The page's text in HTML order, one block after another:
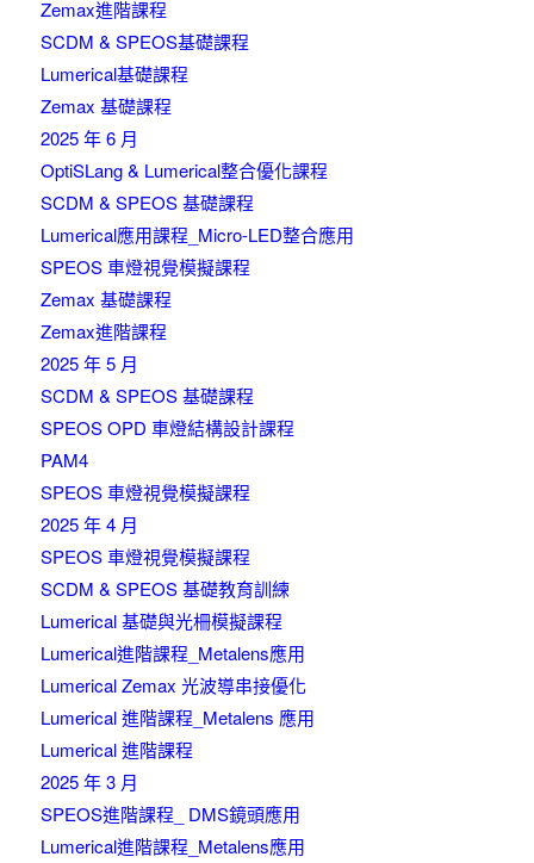
Zemax進階課程
SCDM & SPEOS基礎課程
Lumerical基礎課程
Zemax 基礎課程
2025 年 6 月
OptiSLang & Lumerical整合優化課程
SCDM & SPEOS 基礎課程
Lumerical應用課程_Micro-LED整合應用
SPEOS 車燈視覺模擬課程
Zemax 基礎課程
Zemax進階課程
2025 年 5 月
SCDM & SPEOS 基礎課程
SPEOS OPD 車燈結構設計課程
PAM4
SPEOS 車燈視覺模擬課程
2025 年 4 月
SPEOS 車燈視覺模擬課程
SCDM & SPEOS 基礎教育訓練
Lumerical 基礎與光柵模擬課程
Lumerical進階課程_Metalens應用
Lumerical Zemax 光波導串接優化
Lumerical 進階課程_Metalens 應用
Lumerical 進階課程
2025 年 3 月
SPEOS進階課程_ DMS鏡頭應用
Lumerical進階課程_Metalens應用